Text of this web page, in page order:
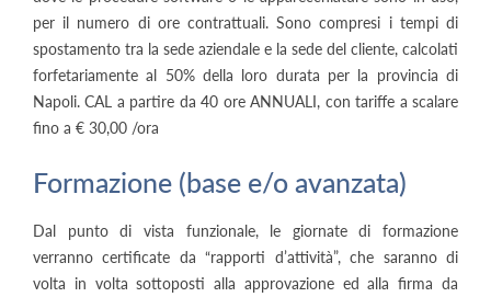
per il numero di ore contrattuali. Sono compresi i tempi di
spostamento tra la sede aziendale e la sede del cliente, calcolati
forfetariamente al 50% della loro durata per la provincia di
Napoli. CAL a partire da 40 ore ANNUALI, con tariffe a scalare
fino a € 30,00 /ora
Formazione (base e/o avanzata)
Dal punto di vista funzionale, le giornate di formazione
verranno certificate da “rapporti d’attività”, che saranno di
volta in volta sottoposti alla approvazione ed alla firma da